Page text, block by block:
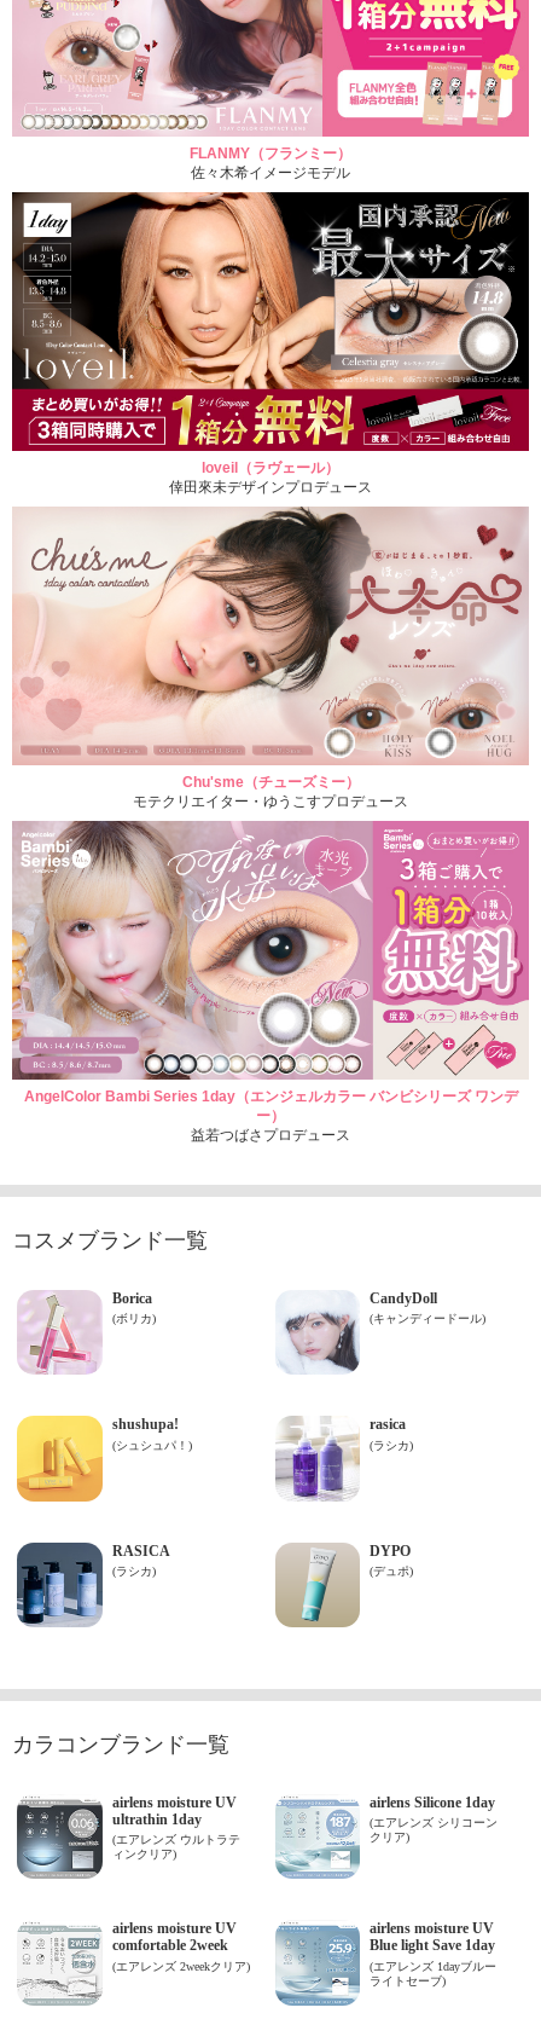
FLANMY（フランミー）
佐々木希イメージモデル
loveil（ラヴェール）
倖田來未デザインプロデュース
Chu'sme（チューズミー）
モテクリエイター・ゆうこすプロデュース
AngelColor Bambi Series 1day（エンジェルカラー バンビシリーズ ワンデ
ー）
益若つばさプロデュース
コスメブランド一覧
カラコンブランド一覧